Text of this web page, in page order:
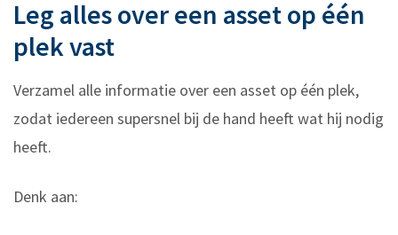
Leg alles over een asset op één
plek vast
Verzamel alle informatie over een asset op één plek,
zodat iedereen supersnel bij de hand heeft wat hij nodig
heeft.
Denk aan: